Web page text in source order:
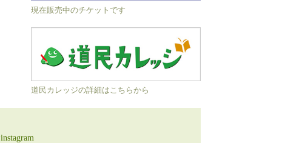
現在販売中のチケットです
道民カレッジの詳細はこちらから
instagram